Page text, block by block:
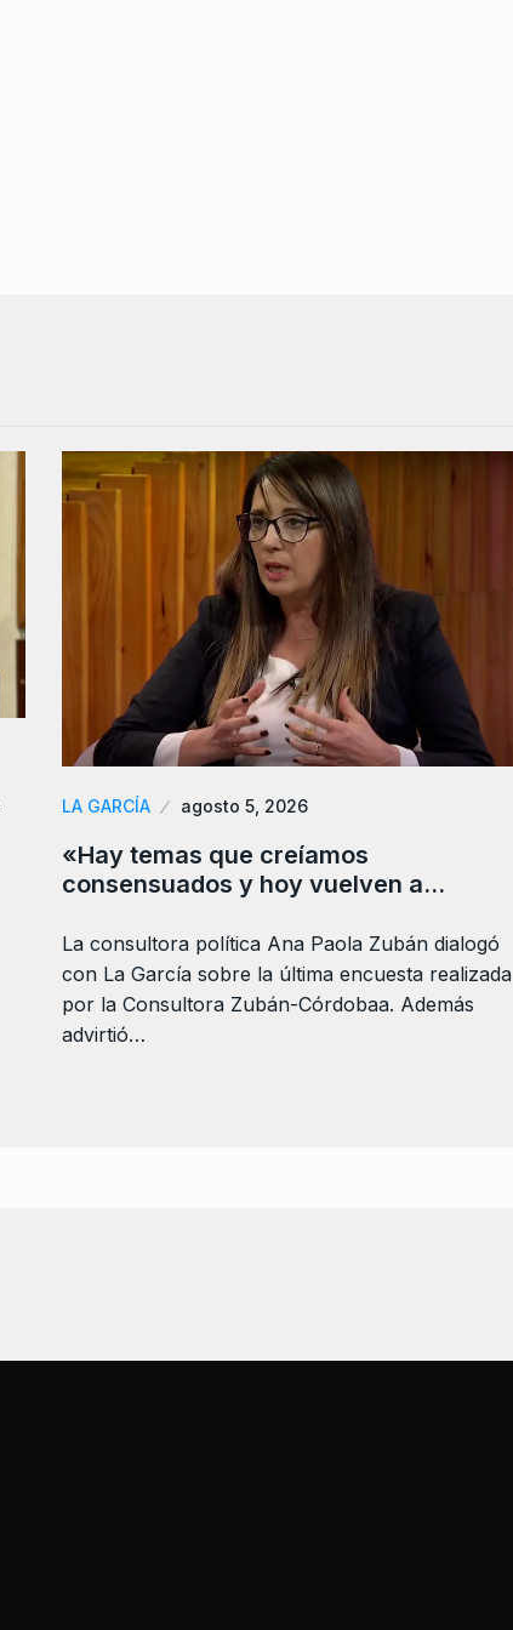
LA GARCÍA agosto 5, 2026
«Hay temas que creíamos
consensuados y hoy vuelven a…
La consultora política Ana Paola Zubán dialogó
con La García sobre la última encuesta realizada
por la Consultora Zubán-Córdobaa. Además
advirtió…